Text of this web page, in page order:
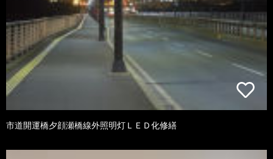
市道開運橋夕顔瀬橋線外照明灯ＬＥＤ化修繕